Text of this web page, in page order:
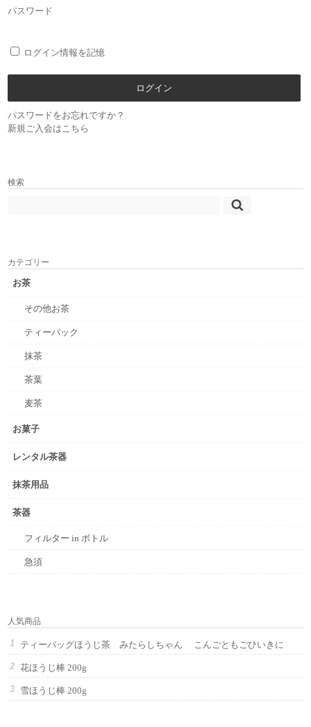
パスワード
ログイン情報を記憶
パスワードをお忘れですか？
新規ご入会はこちら
検索
カテゴリー
お茶
その他お茶
ティーバック
抹茶
茶葉
麦茶
お菓子
レンタル茶器
抹茶用品
茶器
フィルター in ボトル
急須
人気商品
ティーバッグほうじ茶 みたらしちゃん こんごともごひいきに
花ほうじ棒 200g
雪ほうじ棒 200g